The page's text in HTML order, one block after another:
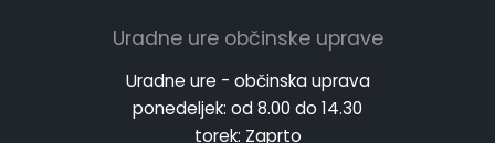
Uradne ure občinske uprave
Uradne ure - občinska uprava
ponedeljek: od 8.00 do 14.30
torek: Zaprto